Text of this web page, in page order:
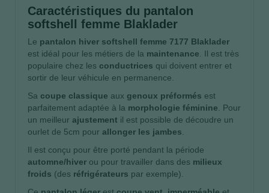
Caractéristiques du pantalon
softshell femme Blaklader
Le pantalon hiver softshell femme 7177 Blaklader
est idéal pour les métiers de la maintenance . Il est très
populaire chez les conductrices qui doivent entrer et
sortir de leur véhicule en permanence.
Sa coupe classique aux genoux préformés est
parfaitement adaptée à la morphologie féminine . Pour
un meilleur ajustement il est possible de découdre un
ourlet de 5cm pour allonger les jambes
Il est conçu pour être porté pendant la période
automne/hiver ou pour travailler dans des milieux
froids (des réfrigérateurs par exemple).